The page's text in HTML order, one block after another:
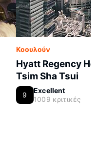
Κοουλούν
Hyatt Regency
Tsim Sha Tsui
9
Excellent
1009 κριτικές